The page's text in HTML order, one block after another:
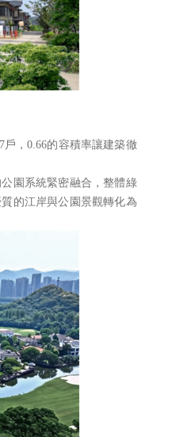
戶，0.66的容積率讓建築徹
園系統緊密融合，整體綠
的江岸與公園景觀轉化為